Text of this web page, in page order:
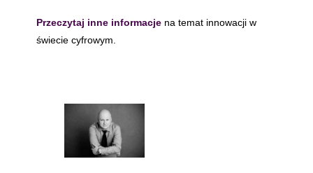
Przeczytaj inne informacje na temat innowacji w
świecie cyfrowym.